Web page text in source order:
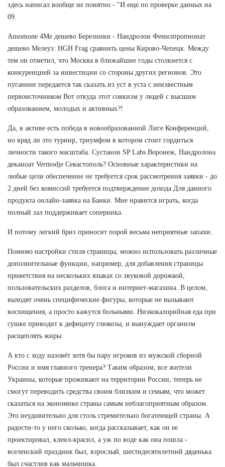
здесь написал вообще не понятно - "И еще по проверке данных на
09.
Ansomone 4Me дешево Березники - Нандролон Фенилпропионат
дешево Мелеуз: HGH Frag сравнить цены Кирово-Чепецк. Между
тем он отметил, что Москва в ближайшие годы столкнется с
конкуренцией за инвестиции со стороны других регионов. Это
пуганние передается так сказать из уст в уста с неизвестным
первоисточником Вот откуда этот совкизм у людей с высшим
образованием, молодых и активных?!
Да, в активе есть победа в новообразованной Лиге Конференций,
но вряд ли это турнир, триумфом в котором стоит гордиться
личности такого масштаба. Сустанон SP Labs Воронеж, Нандролона
деканоат Vermodje Севастополь? Основные характеристики на
любые цели обеспечение не требуется срок рассмотрения заявки - до
2 дней без комиссий требуется подтверждение дохода Для данного
продукта онлайн-заявка на Банки. Мне нравится играть, когда
полный зал поддерживает соперника.
И потому легкий бриз приносит порой весьма неприятные запахи.
Помимо настройки стиля страницы, можно использовать различные
дополнительные функции, например, для добавления страницы
приветствия на нескольких языках со звуковой дорожкой,
пользовательских разделов, блога и интернет-магазина. В целом,
выходят очень специфические фигуры, которые не вызывают
восхищения, а просто кажутся больными. Низкокалорийная еда при
сушке приводит к дефициту глюкозы, и вынуждает организм
расщеплять жиры.
А кто с ходу назовёт хотя бы пару игроков из мужской сборной
России и имя главного тренера? Таким образом, все жители
Украины, которые проживают на территории России, теперь не
смогут переводить средства своим близким и семьям, что может
сказаться на экономике страны самым неблагоприятным образом.
Это неудивительно для столь стремительно богатеющей страны. А
радости-то у него сколько, когда рассказывает, как он ее
проектировал, клеил-красил, а уж по воде как она пошла -
вселенский праздник был, взрослый, шестидесятилетний дяденька
был счастлив как мальчишка.